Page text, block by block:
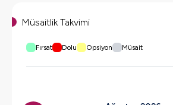
Müsaitlik Takvimi
Fırsat Dolu Opsiyon Müsait